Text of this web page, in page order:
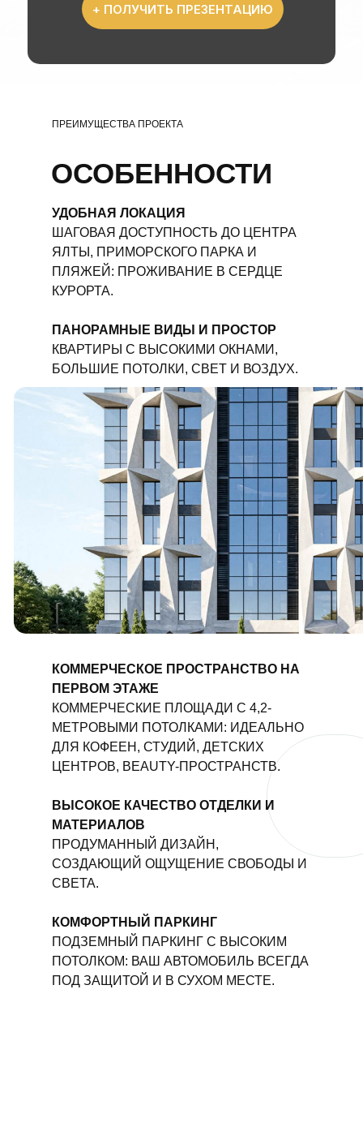
+ ПОЛУЧИТЬ ПРЕЗЕНТАЦИЮ
КОММЕРЧЕСКОЕ ПРОСТРАНСТВО НА
ПЕРВОМ ЭТАЖЕ
КОММЕРЧЕСКИЕ ПЛОЩАДИ С 4,2-
МЕТРОВЫМИ ПОТОЛКАМИ: ИДЕАЛЬНО
ДЛЯ КОФЕЕН, СТУДИЙ, ДЕТСКИХ
ЦЕНТРОВ, BEAUTY-ПРОСТРАНСТВ.
ВЫСОКОЕ КАЧЕСТВО ОТДЕЛКИ И
МАТЕРИАЛОВ
ПРОДУМАННЫЙ ДИЗАЙН,
СОЗДАЮЩИЙ ОЩУЩЕНИЕ СВОБОДЫ И
СВЕТА.
КОМФОРТНЫЙ ПАРКИНГ
ПОДЗЕМНЫЙ ПАРКИНГ С ВЫСОКИМ
ПОТОЛКОМ: ВАШ АВТОМОБИЛЬ ВСЕГДА
ПОД ЗАЩИТОЙ И В СУХОМ МЕСТЕ.
УДОБНАЯ ЛОКАЦИЯ
ШАГОВАЯ ДОСТУПНОСТЬ ДО ЦЕНТРА
ЯЛТЫ, ПРИМОРСКОГО ПАРКА И
ПЛЯЖЕЙ: ПРОЖИВАНИЕ В СЕРДЦЕ
КУРОРТА.
ПАНОРАМНЫЕ ВИДЫ И ПРОСТОР
КВАРТИРЫ С ВЫСОКИМИ ОКНАМИ,
БОЛЬШИЕ ПОТОЛКИ, СВЕТ И ВОЗДУХ.
ОСОБЕННОСТИ
ПРЕИМУЩЕСТВА ПРОЕКТА